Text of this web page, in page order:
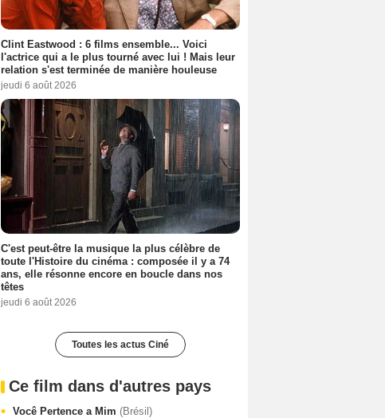
Clint Eastwood : 6 films ensemble... Voici
l'actrice qui a le plus tourné avec lui ! Mais leur
relation s'est terminée de manière houleuse
jeudi 6 août 2026
C'est peut-être la musique la plus célèbre de
toute l'Histoire du cinéma : composée il y a 74
ans, elle résonne encore en boucle dans nos
têtes
jeudi 6 août 2026
Toutes les actus Ciné
Ce film dans d'autres pays
Você Pertence a Mim (Brésil)